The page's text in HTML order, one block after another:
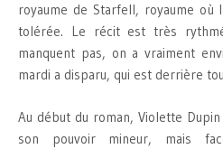
royaume de Starfell, royaume où
tolérée. Le récit est très
manquent pas, on a vraiment
mardi a disparu, qui est derrière
Au début du roman, Violette
son pouvoir mineur, mais